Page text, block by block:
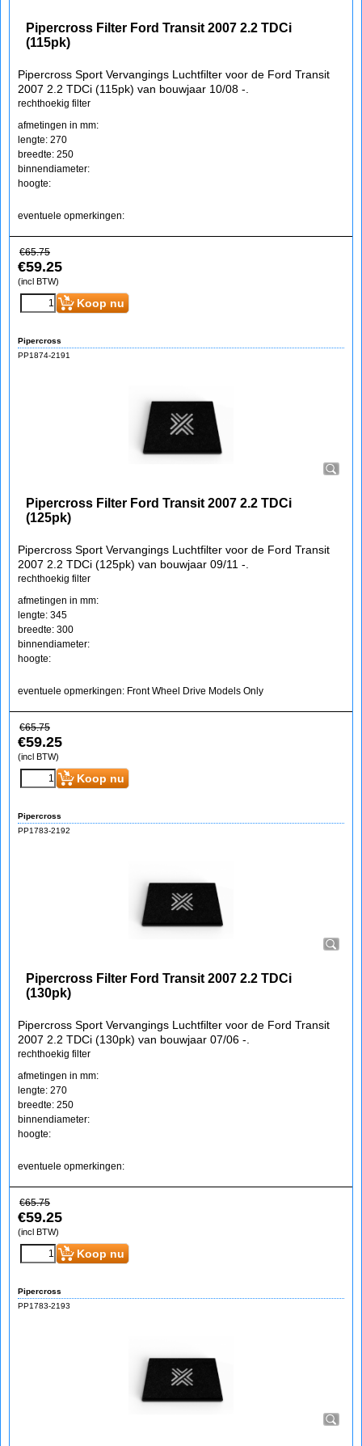
Pipercross Filter Ford Transit 2007 2.2 TDCi
(115pk)
Pipercross Sport Vervangings Luchtfilter voor de Ford Transit
2007 2.2 TDCi (115pk) van bouwjaar 10/08 -.
rechthoekig filter
afmetingen in mm:
lengte: 270
breedte: 250
binnendiameter:
hoogte:
eventuele opmerkingen:
€65.75
€59.25
(incl BTW)
Koop nu
Pipercross
PP1874-2191
Pipercross Filter Ford Transit 2007 2.2 TDCi
(125pk)
Pipercross Sport Vervangings Luchtfilter voor de Ford Transit
2007 2.2 TDCi (125pk) van bouwjaar 09/11 -.
rechthoekig filter
afmetingen in mm:
lengte: 345
breedte: 300
binnendiameter:
hoogte:
eventuele opmerkingen: Front Wheel Drive Models Only
€65.75
€59.25
(incl BTW)
Koop nu
Pipercross
PP1783-2192
Pipercross Filter Ford Transit 2007 2.2 TDCi
(130pk)
Pipercross Sport Vervangings Luchtfilter voor de Ford Transit
2007 2.2 TDCi (130pk) van bouwjaar 07/06 -.
rechthoekig filter
afmetingen in mm:
lengte: 270
breedte: 250
binnendiameter:
hoogte:
eventuele opmerkingen:
€65.75
€59.25
(incl BTW)
Koop nu
Pipercross
PP1783-2193